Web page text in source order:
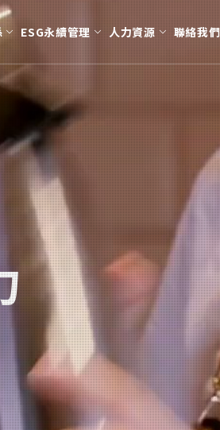
用具
噴灑止血器
安全生活
安全氣囊
個人防護
刺穿裝置
運動與
補胎
充氣槍
經營團隊 公司願景 智
股利股價資訊 投資人服務窗口 法
歷
ESG永續管理
永續發展
推動永續發展
落實誠信經營
職場健康與安全
環境保護
社會參與
人權與多元化政策
勞資關係
供應商管理
永續報告書
利害關係人
人力資源
學習發展 員工福利
聯絡我們